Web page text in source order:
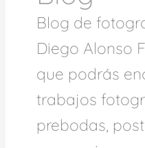
Blog de
Diego Alonso
que podrás
trabajos
prebodas,